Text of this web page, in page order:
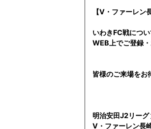
【V・ファーレン
いわきFC戦につ
WEB上でご登録
皆様のご来場をお
明治安田J2リーグ
V・ファーレン長